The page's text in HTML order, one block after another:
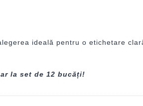
ideală pentru o etichetare
la set de 12 bucăți!